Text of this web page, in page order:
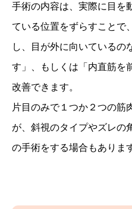
手術の内容は、実際に目を
ている位置をずらすことで
し、目が外に向いているの
す」、もしくは「内直筋を
改善できます。
片目のみで１つか２つの筋
が、斜視のタイプやズレの
の手術をする場合もありま